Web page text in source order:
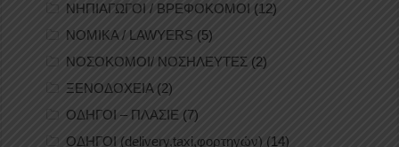
ΝΗΠΙΑΓΩΓΟΙ / ΒΡΕΦΟΚΟΜΟΙ (12)
ΝΟΜΙΚΑ / LAWYERS (5)
ΝΟΣΟΚΟΜΟΙ/ ΝΟΣΗΛΕΥΤΕΣ (2)
ΞΕΝΟΔΟΧΕΙΑ(2)
ΟΔΗΓΟΙ – ΠΛΑΣΙΕ (7)
ΟΔΗΓΟΙ (delivery,taxi,φορτηγών) (14)